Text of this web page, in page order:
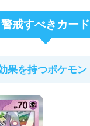
警戒すべきカード
果を持つポケモン